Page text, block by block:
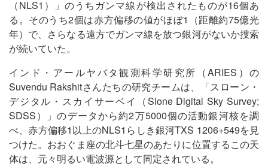
（NLS1）」のうちガンマ線が検出されたものが16個あ
る。そのうち2個は赤方偏移の値がほぼ1（距離約75億光
年）で、さらなる遠方でガンマ線を放つ銀河がないか捜索
が続いていた。
インド・アールヤバタ観測科学研究所（ARIES）の
Suvendu Rakshitさんたちの研究チームは、「スローン・
デジタル・スカイサーベイ（Slone Digital Sky Survey;
SDSS）」のデータから約2万5000個の活動銀河核を調
べ、赤方偏移1以上のNLS1らしき銀河TXS 1206+549を見
つけた。おおぐま座の北斗七星のあたりに位置するこの天
体は、元々明るい電波源として同定されている。